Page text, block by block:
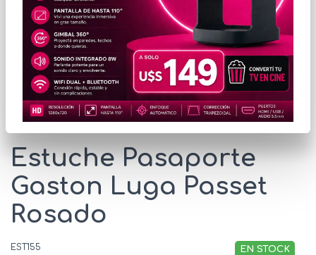
* Las imágenes se exhiben con fines ilustrativos.
Estuche Pasaporte
Gaston Luga Passet
Rosado
EST155 EN STOCK